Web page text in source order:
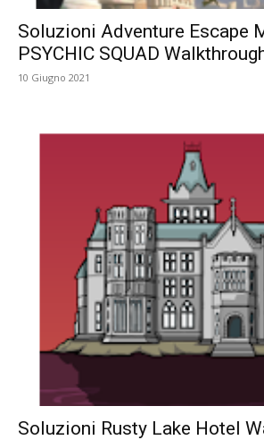
Soluzioni Adventure Escape
PSYCHIC SQUAD
10 Giugno 2021
Soluzioni Rusty Lake Hotel